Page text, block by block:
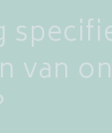
van